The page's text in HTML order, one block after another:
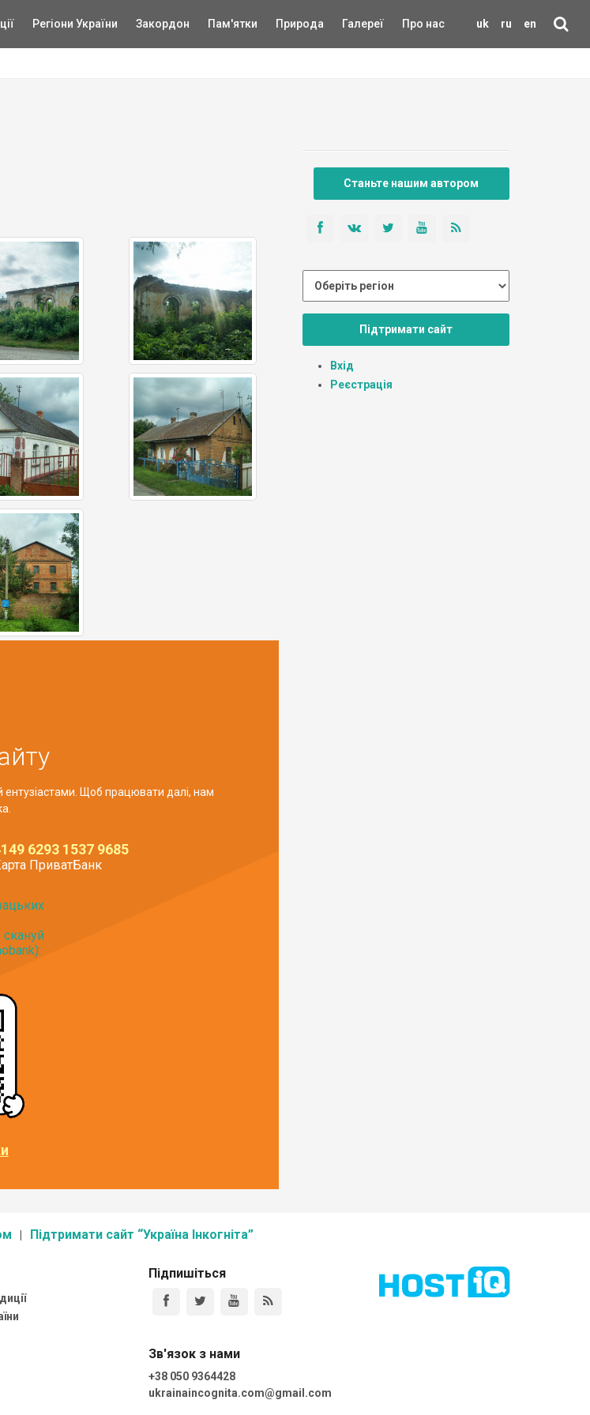
uk ru en
Регіони України Закордон Пам'ятки Природа Галереї Про нас
ентузіастами. Щоб працювати далі, нам
6293 1537 9685
ПриватБанк
скануй
Станьте нашим автором
Підтримати сайт
Вхід
Реєстрація
Підтримати сайт “Україна Інкогніта”
Підпишіться
Зв'язок з нами
+38 050 9364428
ukrainaincognita.com@gmail.com